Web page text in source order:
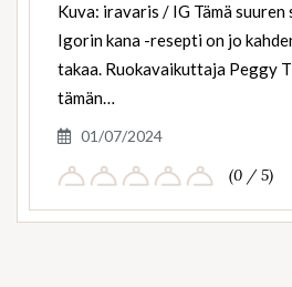
Kuva: iravaris / IG Tämä
Igorin kana -resepti on jo
takaa. Ruokavaikuttaja Peggy
tämän…
01/07/2024
(0 / 5)